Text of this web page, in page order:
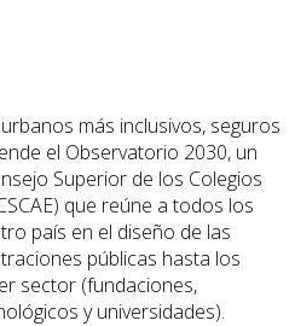
más inclusivos, seguros
el Observatorio 2030, un
Superior de los Colegios
que reúne a todos los
país en el diseño de las
públicas hasta los
sector (fundaciones,
y universidades).